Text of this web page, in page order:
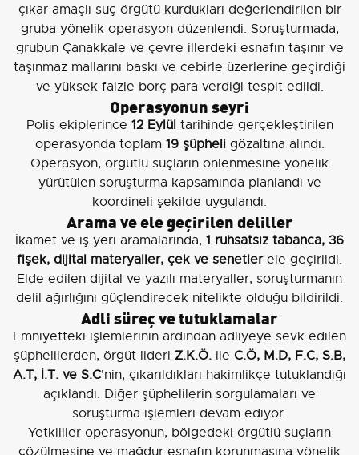
çıkar amaçlı suç örgütü kurdukları değerlendirilen bir
gruba yönelik operasyon düzenlendi. Soruşturmada,
grubun Çanakkale ve çevre illerdeki esnafın taşınır ve
taşınmaz mallarını baskı ve cebirle üzerlerine geçirdiği
ve yüksek faizle borç para verdiği tespit edildi.
Operasyonun seyri
Polis ekiplerince 12 Eylül tarihinde gerçekleştirilen
operasyonda toplam 19 şüpheligözaltına alındı.
Operasyon, örgütlü suçların önlenmesine yönelik
yürütülen soruşturma kapsamında planlandı ve
koordineli şekilde uygulandı.
Arama ve ele geçirilen deliller
İkamet ve iş yeri aramalarında, 1 ruhsatsız tabanca, 36
fişek, dijital materyaller, çek ve senetlerele geçirildi.
Elde edilen dijital ve yazılı materyaller, soruşturmanın
delil ağırlığını güçlendirecek nitelikte olduğu bildirildi.
Adli süreç ve tutuklamalar
Emniyetteki işlemlerinin ardından adliyeye sevk edilen
şüphelilerden, örgüt lideri Z.K.Ö. ile C.Ö, M.D, F.C, S.B,
A.T, İ.T. ve S.C'nin, çıkarıldıkları hakimlikçe tutuklandığı
açıklandı. Diğer şüphelilerin sorgulamaları ve
soruşturma işlemleri devam ediyor.
Yetkililer operasyonun, bölgedeki örgütlü suçların